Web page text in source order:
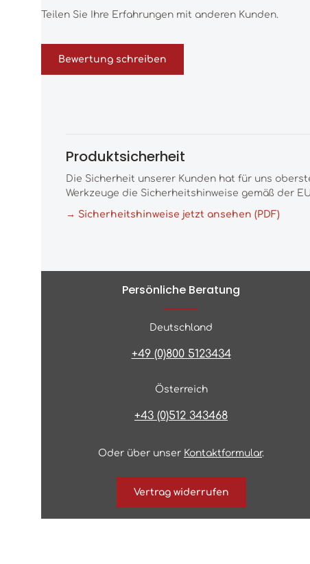
Teilen Sie Ihre Erfahrungen mit anderen Kunden.
Bewertung schreiben
Produktsicherheit
Die Sicherheit unserer Kunden hat für uns
Werkzeuge die Sicherheitshinweise gemäß der
→ Sicherheitshinweise jetzt ansehen (PDF)
Persönliche Beratung
Deutschland
+49 (0)800 5123434
Österreich
+43 (0)512 343468
Oder über unser Kontaktformular.
Vertrag widerrufen